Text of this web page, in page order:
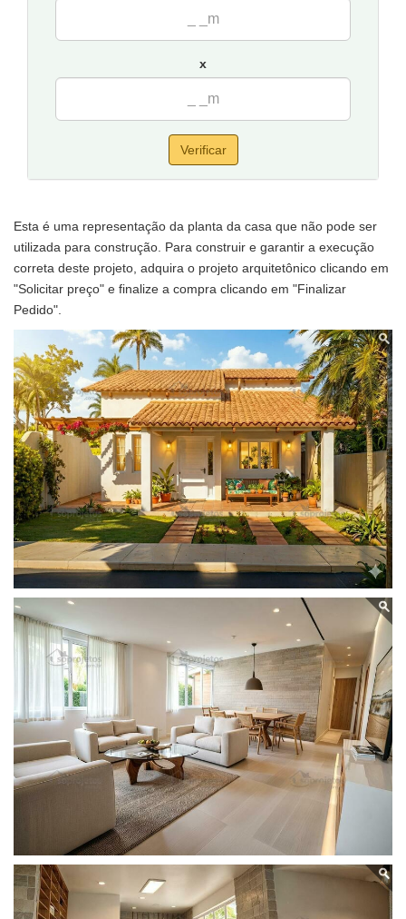
x
Verificar
Esta é uma representação da planta da casa que não pode ser
utilizada para construção. Para construir e garantir a execução
correta deste projeto, adquira o projeto arquitetônico clicando em
"Solicitar preço" e finalize a compra clicando em "Finalizar
Pedido".